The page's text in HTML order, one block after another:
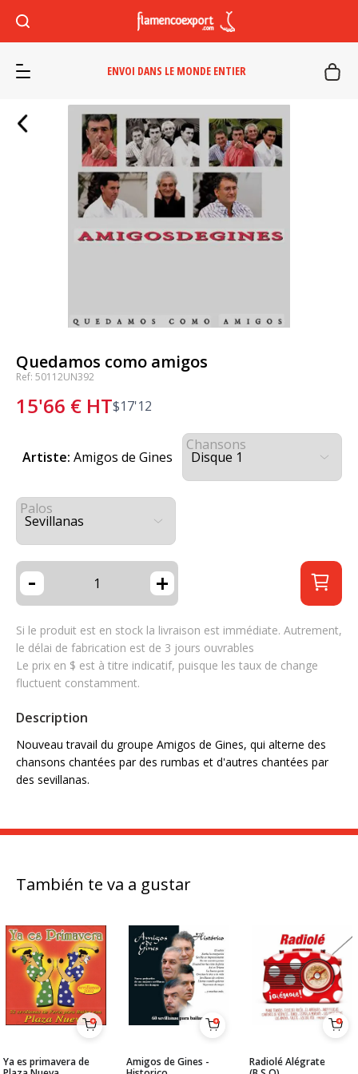
ENVOI DANS LE MONDE ENTIER
Quedamos como amigos
Ref: 50112UN392
15'66 € HT$17'12
Artiste: Amigos de Gines
Chansons
Palos
- +
Si le produit est en stock la livraison est immédiate. Autrement,
le délai de fabrication est de 3 jours ouvrables
Le prix en $ est à titre indicatif, puisque les taux de change
fluctuent constamment.
Description
Nouveau travail du groupe Amigos de Gines, qui alterne des
chansons chantées par des rumbas et d'autres chantées par
des sevillanas.
También te va a gustar
Ya es primavera de
Amigos de Gines -
Radiolé Alégrate